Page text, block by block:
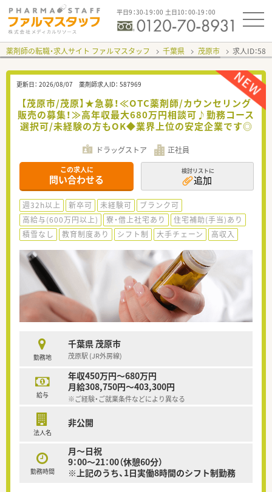
平日9：30-19：00 土日10：00-19：00
薬剤師の転職・求人サイト ファルマスタッフ 千葉県 茂原市 求人ID：
更新日： 2026/08/07 薬剤師求人ID： 587969
【茂原市/茂原】★急募！≪OTC薬剤師/カウンセリング
販売の募集！≫高年収最大680万円相談可♪勤務コース
選択可/未経験の方もOK◆業界上位の安定企業です◎
ドラッグストア 正社員
この求人に
問い合わせる
検討リストに
追加
週32h以上 新卒可 未経験可
ブランク可
高給与(600万円以上)
寮・借上社宅あり
住宅補助(手当)あり
積雪なし
教育制度あり シフト制 大手チェーン 高収入
勤務地
千葉県 茂原市
茂原駅 (JR外房線)
給与
年収450万円～680万円
月給308,750円～403,300円
※ご経験・ご就業条件などにより異なる
法人名
非公開
勤務時間
月～日祝
9：00～21：00（休憩60分）
※上記のうち、1日実働8時間のシフト制勤務